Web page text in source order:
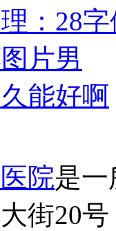
：28
片男
能好啊
院是
街20